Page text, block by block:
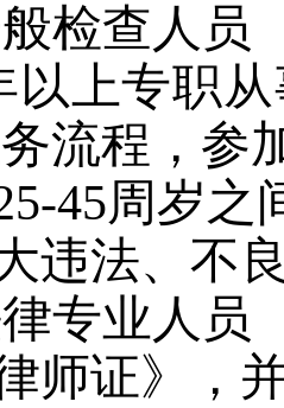
般检查人员
以上专职
流程，参
45周岁之
违法、不
律专业人员
师证》，